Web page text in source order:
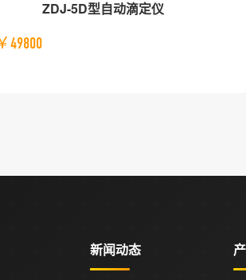
ZDJ-5D型自动滴定仪
49800
新闻动态